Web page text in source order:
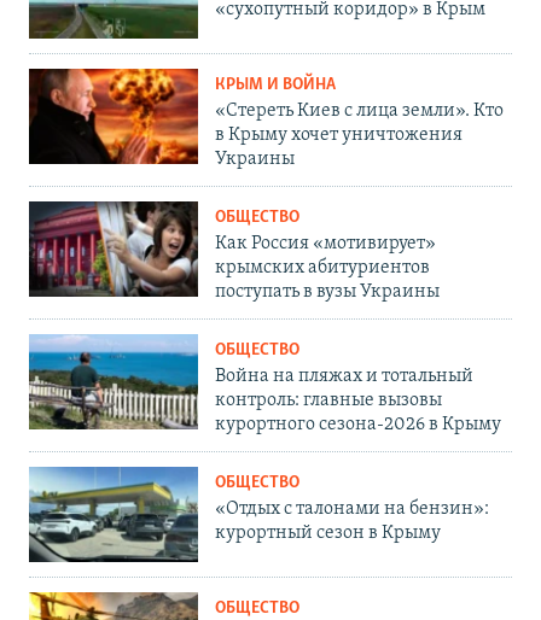
«сухопутный коридор» в Крым
КРЫМ И ВОЙНА
«Стереть Киев с лица земли». Кто
в Крыму хочет уничтожения
Украины
ОБЩЕСТВО
Как Россия «мотивирует»
крымских абитуриентов
поступать в вузы Украины
ОБЩЕСТВО
Война на пляжах и тотальный
контроль: главные вызовы
курортного сезона-2026 в Крыму
ОБЩЕСТВО
«Отдых с талонами на бензин»:
курортный сезон в Крыму
ОБЩЕСТВО